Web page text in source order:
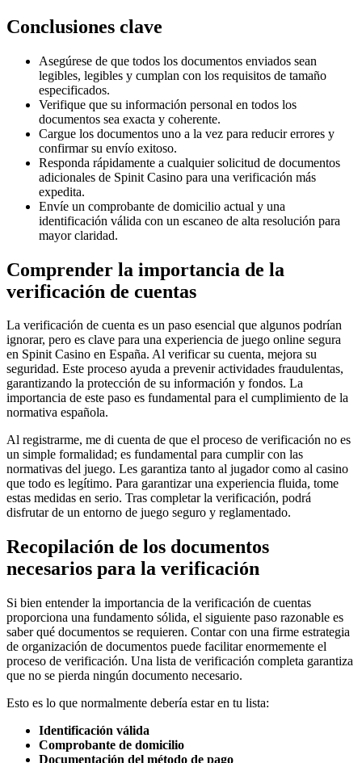
Conclusiones clave
Asegúrese de que todos los documentos enviados sean
legibles, legibles y cumplan con los requisitos de tamaño
especificados.
Verifique que su información personal en todos los
documentos sea exacta y coherente.
Cargue los documentos uno a la vez para reducir errores y
confirmar su envío exitoso.
Responda rápidamente a cualquier solicitud de documentos
adicionales de Spinit Casino para una verificación más
expedita.
Envíe un comprobante de domicilio actual y una
identificación válida con un escaneo de alta resolución para
mayor claridad.
Comprender la importancia de la
verificación de cuentas
La verificación de cuenta es un paso esencial que algunos podrían
ignorar, pero es clave para una experiencia de juego online segura
en Spinit Casino en España. Al verificar su cuenta, mejora su
seguridad. Este proceso ayuda a prevenir actividades fraudulentas,
garantizando la protección de su información y fondos. La
importancia de este paso es fundamental para el cumplimiento de la
normativa española.
Al registrarme, me di cuenta de que el proceso de verificación no es
un simple formalidad; es fundamental para cumplir con las
normativas del juego. Les garantiza tanto al jugador como al casino
que todo es legítimo. Para garantizar una experiencia fluida, tome
estas medidas en serio. Tras completar la verificación, podrá
disfrutar de un entorno de juego seguro y reglamentado.
Recopilación de los documentos
necesarios para la verificación
Si bien entender la importancia de la verificación de cuentas
proporciona una fundamento sólida, el siguiente paso razonable es
saber qué documentos se requieren. Contar con una firme estrategia
de organización de documentos puede facilitar enormemente el
proceso de verificación. Una lista de verificación completa garantiza
que no se pierda ningún documento necesario.
Esto es lo que normalmente debería estar en tu lista:
Identificación válida
Comprobante de domicilio
Documentación del método de pago